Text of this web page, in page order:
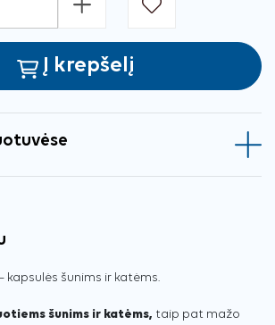
+
Į krepšelį
kapsulės šunims ir katėms.
šunims ir katėms, taip pat mažo